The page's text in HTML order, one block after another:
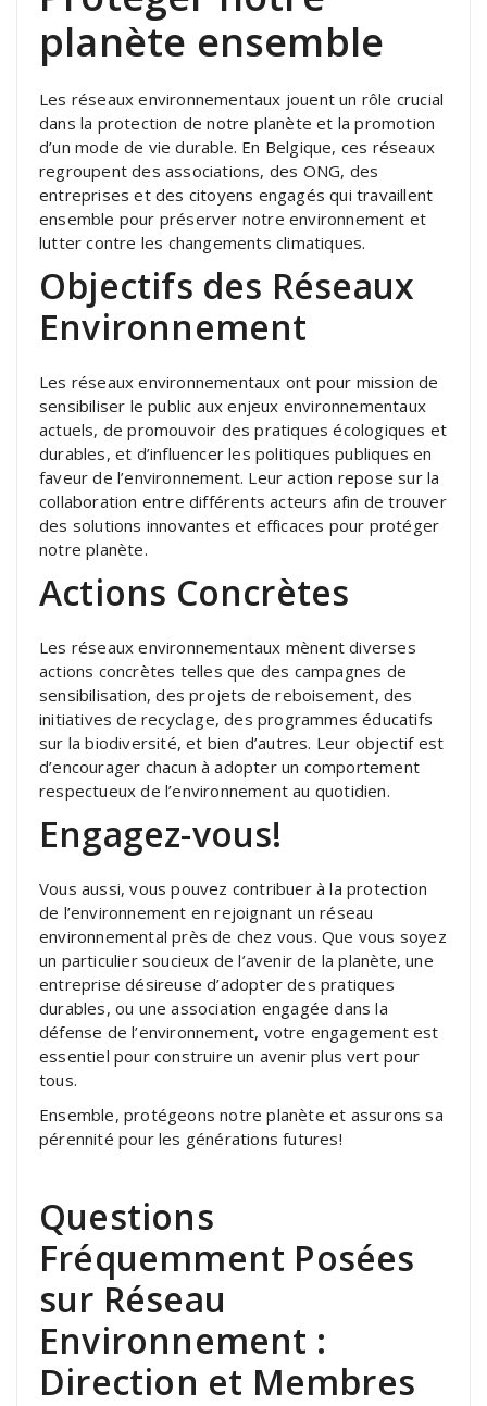
planète ensemble
Les réseaux environnementaux jouent un rôle crucial
dans la protection de notre planète et la promotion
d’un mode de vie durable. En Belgique, ces réseaux
regroupent des associations, des ONG, des
entreprises et des citoyens engagés qui travaillent
ensemble pour préserver notre environnement et
lutter contre les changements climatiques.
Objectifs des Réseaux
Environnement
Les réseaux environnementaux ont pour mission de
sensibiliser le public aux enjeux environnementaux
actuels, de promouvoir des pratiques écologiques et
durables, et d’influencer les politiques publiques en
faveur de l’environnement. Leur action repose sur la
collaboration entre différents acteurs afin de trouver
des solutions innovantes et efficaces pour protéger
notre planète.
Actions Concrètes
Les réseaux environnementaux mènent diverses
actions concrètes telles que des campagnes de
sensibilisation, des projets de reboisement, des
initiatives de recyclage, des programmes éducatifs
sur la biodiversité, et bien d’autres. Leur objectif est
d’encourager chacun à adopter un comportement
respectueux de l’environnement au quotidien.
Engagez-vous!
Vous aussi, vous pouvez contribuer à la protection
de l’environnement en rejoignant un réseau
environnemental près de chez vous. Que vous soyez
un particulier soucieux de l’avenir de la planète, une
entreprise désireuse d’adopter des pratiques
durables, ou une association engagée dans la
défense de l’environnement, votre engagement est
essentiel pour construire un avenir plus vert pour
tous.
Ensemble, protégeons notre planète et assurons sa
pérennité pour les générations futures!
Questions
Fréquemment Posées
sur Réseau
Environnement :
Direction et Membres